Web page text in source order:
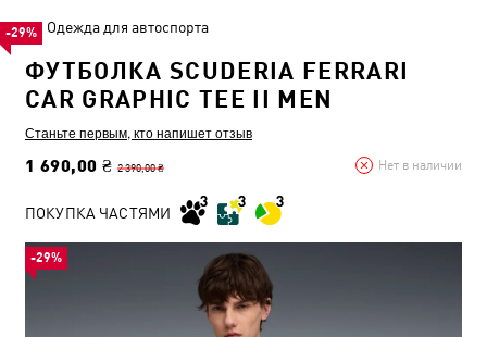
Одежда для автоспорта
ФУТБОЛКА SCUDERIA FERRARI
CAR GRAPHIC TEE II MEN
Станьте первым, кто напишет отзыв
1 690,00 ₴ 2 390,00 ₴ Нет в наличии
-29%
ПОКУПКА ЧАСТЯМИ
-29%